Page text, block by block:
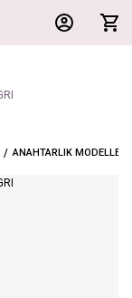
ANAHTARLIK MODELLERİ